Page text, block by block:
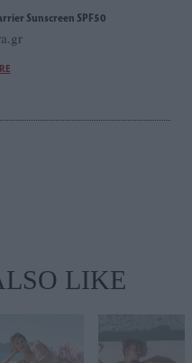
Sunscreen SPF50
LIKE